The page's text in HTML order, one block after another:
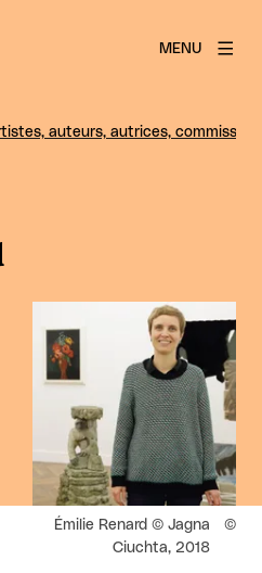
MENU
auteurs, autrices,
Droits réservés :
Émilie Renard © Jagna
Ciuchta, 2018